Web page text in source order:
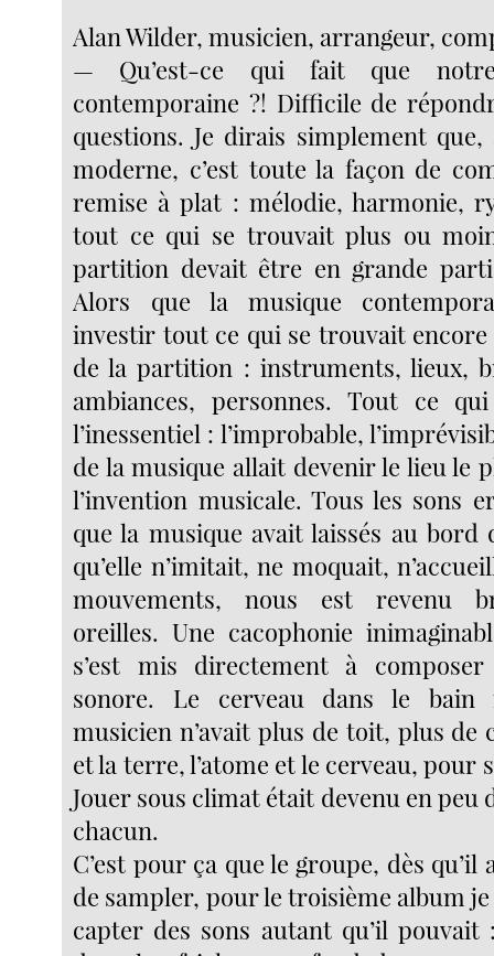
Alan Wilder, musicien, arrangeur,
— Qu’est-ce qui fait que
contemporaine ?! Difficile de
questions. Je dirais simplement que,
moderne, c’est toute la façon de
remise à plat : mélodie, harmonie,
tout ce qui se trouvait plus ou
partition devait être en grande
Alors que la musique
investir tout ce qui se trouvait
de la partition : instruments, lieux,
ambiances, personnes. Tout ce
l’inessentiel : l’improbable,
de la musique allait devenir le lieu le
l’invention musicale. Tous les sons
que la musique avait laissés au bord
qu’elle n’imitait, ne moquait,
mouvements, nous est revenu
oreilles. Une cacophonie
s’est mis directement à
sonore. Le cerveau dans le bain
musicien n’avait plus de toit, plus de
et la terre, l’atome et le cerveau, pour
Jouer sous climat était devenu en peu
chacun.
C’est pour ça que le groupe, dès qu’il
de sampler, pour le troisième album je
capter des sons autant qu’il pouvait